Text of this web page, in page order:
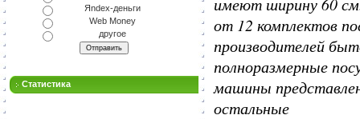
Яndex-деньги
Web Money
другое
Статистика
от 12 комплектов
производителей
полноразмерные
машины
остальные